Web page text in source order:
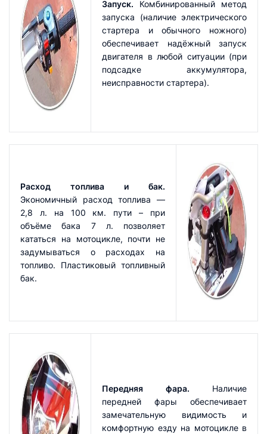
Запуск. Комбинированный метод
запуска (наличие электрического
стартера и обычного ножного)
обеспечивает надёжный запуск
двигателя в любой ситуации (при
подсадке аккумулятора,
неисправности стартера).
Расход топлива и бак.
Экономичный расход топлива —
2,8 л. на 100 км. пути – при
объёме бака 7 л. позволяет
кататься на мотоцикле, почти не
задумываться о расходах на
топливо. Пластиковый топливный
бак.
Передняя фара. Наличие
передней фары обеспечивает
замечательную видимость и
комфортную езду на мотоцикле в